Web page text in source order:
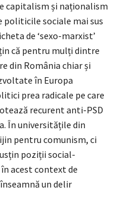
capitalism și naționalism
politicile sociale mai sus
de ‘sexo-marxist’
că pentru mulți dintre
din România chiar și
în Europa
prea radicale pe care
recurent anti-PSD
În universitățile din
pentru comunism, ci
poziții social-
acest context de
un delir